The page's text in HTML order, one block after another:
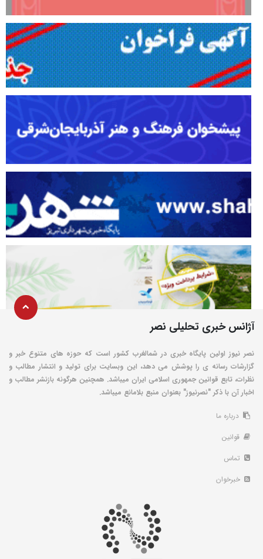
آژانس خبری تحلیلی نصر
نصر نیوز اولین پایگاه خبری در شمالغرب کشور است که حوزه های متنوع خبر و
گزارشات رسانه ی را پوشش می دهد، این وبسایت برای تولید و انتشار مطالب و
نظرات، تابع قوانین جمهوری اسلامی ایران میباشد. همچنین هرگونه بازنشر مطالب و
اخبار آن با ذکر "نصرنیوز" بعنوان منبع بلامانع میباشد.
درباره ما
قوانین
تماس
خبرخوان